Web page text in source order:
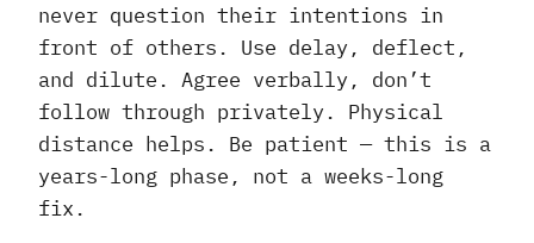
never question their intentions in
front of others. Use delay, deflect,
and dilute. Agree verbally, don’t
follow through privately. Physical
distance helps. Be patient — this is a
years-long phase, not a weeks-long
fix.